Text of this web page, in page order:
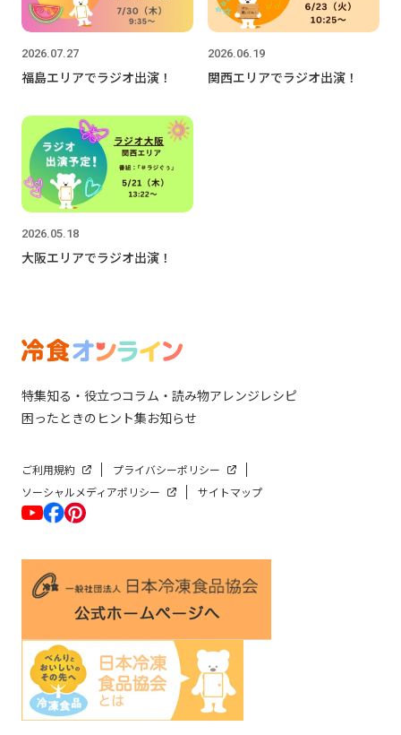
2026.07.27
福島エリアでラジオ出演！
2026.06.19
関西エリアでラジオ出演！
2026.05.18
大阪エリアでラジオ出演！
特集知る・役立つコラム・読み物アレンジレシピ
困ったときのヒント集お知らせ
ご利用規約
プライバシーポリシー
ソーシャルメディアポリシー
サイトマップ